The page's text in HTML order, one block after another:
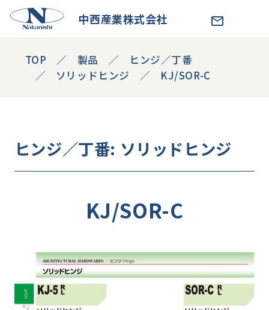
中西産業株式会社
TOP 製品
ヒンジ／丁番
ソリッドヒンジ
KJ/SOR-C
ヒンジ／丁番: ソリッドヒンジ
KJ/SOR-C